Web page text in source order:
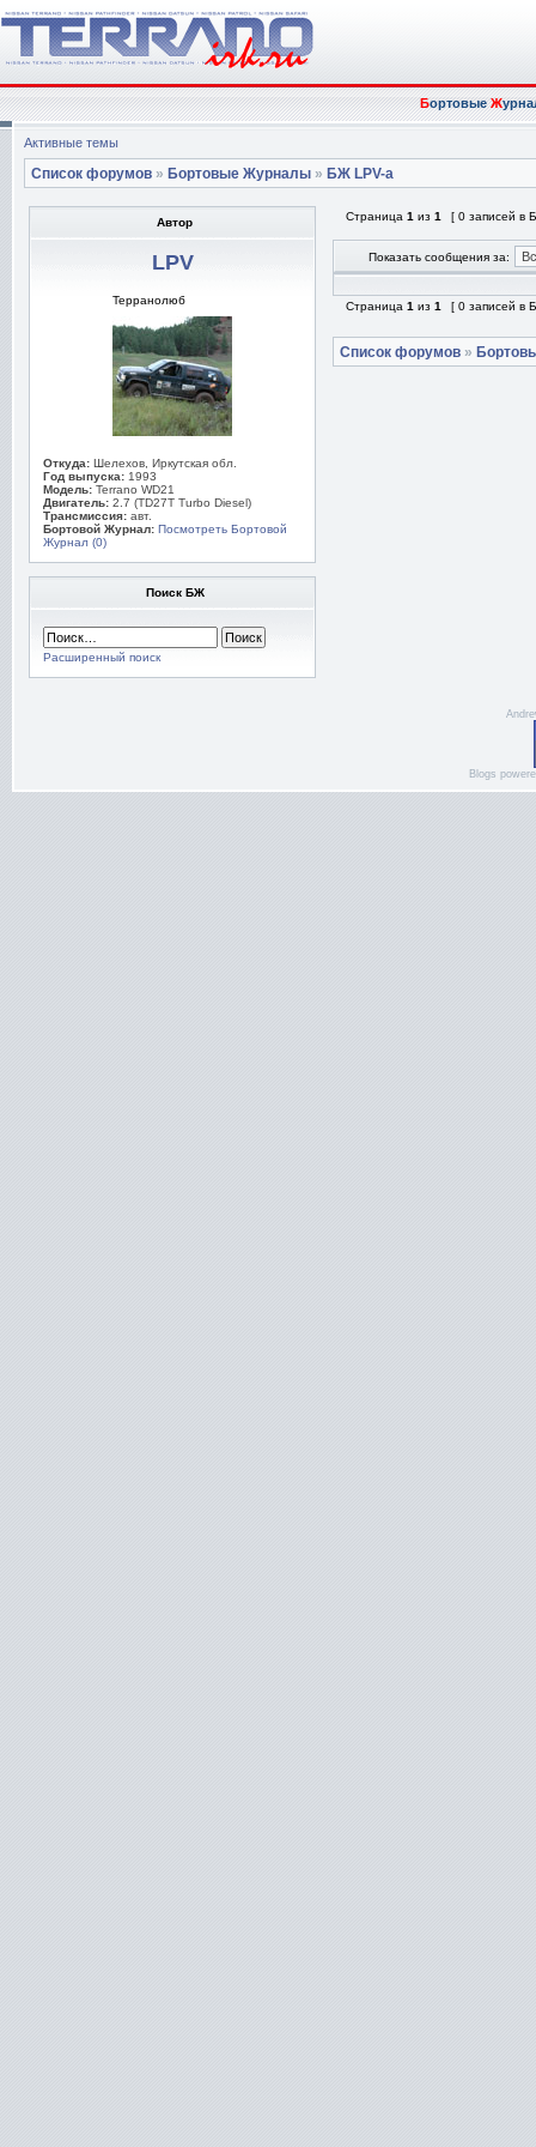
БортовыеЖ
Активные темы
Список форумов » Бортовые Журналы » БЖ LPV-а
Автор
LPV
Терранолюб
Откуда: Шелехов, Иркутская обл.
Год выпуска: 1993
Модель: Terrano WD21
Двигатель: 2.7 (TD27T Turbo Diesel)
Трансмиссия: авт.
Бортовой Журнал: Посмотреть Бортовой
Журнал (0)
Поиск БЖ
Расширенный поиск
Страница 1 из 1 [ 0 записей в
Показать сообщения за:
Страница 1 из 1 [ 0 записей в
Список форумов »
Blogs